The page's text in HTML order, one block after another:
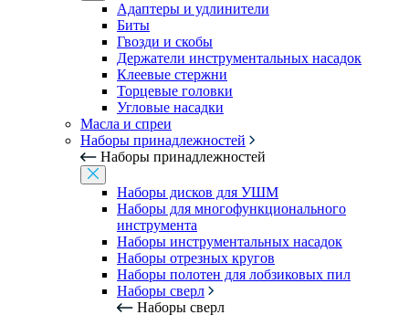
Адаптеры и удлинители
Биты
Гвозди и скобы
Держатели инструментальных насадок
Клеевые стержни
Торцевые головки
Угловые насадки
Масла и спреи
Наборы принадлежностей
Наборы принадлежностей
Наборы дисков для УШМ
Наборы для многофункционального
инструмента
Наборы инструментальных насадок
Наборы отрезных кругов
Наборы полотен для лобзиковых пил
Наборы сверл
Наборы сверл